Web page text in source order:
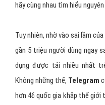
hãy cùng nhau tìm hiểu nguyên
Tuy nhiên, nhờ vào sai lầm
gần 5 triệu người dùng ngay
dụng được tải nhiều nhất
Không những thế, Telegram
hơn 46 quốc gia khắp thế